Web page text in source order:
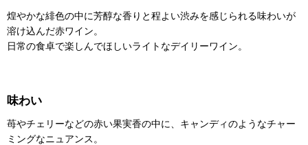
煌やかな緋色の中に芳醇な香りと程よい渋みを感じられる味わいが
溶け込んだ赤ワイン。
日常の食卓で楽しんでほしいライトなデイリーワイン。
味わい
苺やチェリーなどの赤い果実香の中に、キャンディのようなチャー
ミングなニュアンス。